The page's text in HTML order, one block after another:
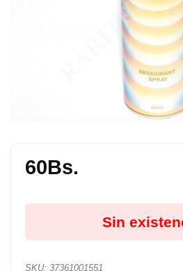
60Bs.
Sin
SKU: 37361001551